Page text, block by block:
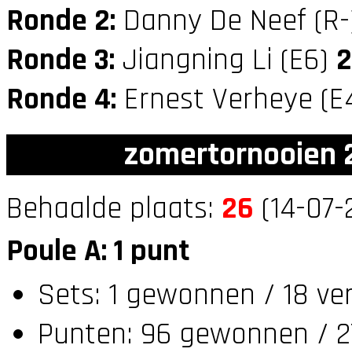
Ronde 2: Danny De Neef
Ronde 3: Jiangning Li (E6) 2
Ronde 4: Ernest Verheye
zomertornooien
Behaalde plaats: 26 (14-
Poule A: 1 punt
Sets: 1 gewonnen / 18
Punten: 96 gewonnen /